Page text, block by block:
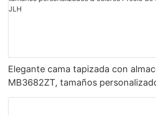
Elegante cama tapizada con
MB3682ZT, tamaños
Precio de fábrica - Muebles JLH